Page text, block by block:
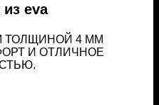
из eva
ТОЛЩИНОЙ 4 ММ
И ОТЛИЧНОЕ